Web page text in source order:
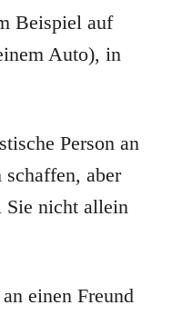
Beispiel auf
Auto), in
Person an
aber
Sie nicht allein
einen Freund